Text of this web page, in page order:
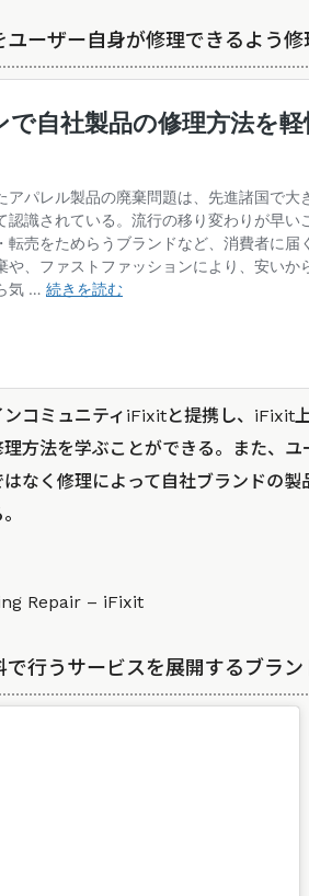
ーザー自身が修理できるよう
コミュニティiFixitと提携し、iFixit
方法を学ぶことができる。また、
なく修理によって自社ブランドの
Repair – iFixit
行うサービスを展開するブラン